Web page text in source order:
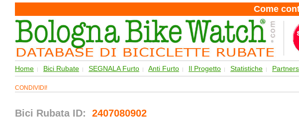
Come
Home | Bici Rubate | SEGNALA Furto | Anti Furto | Il Progetto | Statistiche | Partners
CONDIVIDI!
Bici Rubata ID: 2407080902